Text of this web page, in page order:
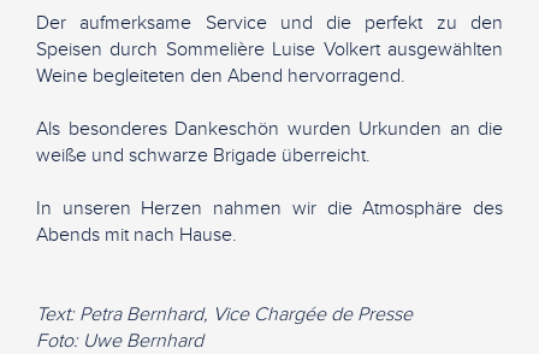
Der aufmerksame Service und die perfekt zu den
Speisen durch Sommelière Luise Volkert ausgewählten
Weine begleiteten den Abend hervorragend.
Als besonderes Dankeschön wurden Urkunden an die
weiße und schwarze Brigade überreicht.
In unseren Herzen nahmen wir die Atmosphäre des
Abends mit nach Hause.
Text: Petra Bernhard, Vice Chargée de Presse
Foto: Uwe Bernhard